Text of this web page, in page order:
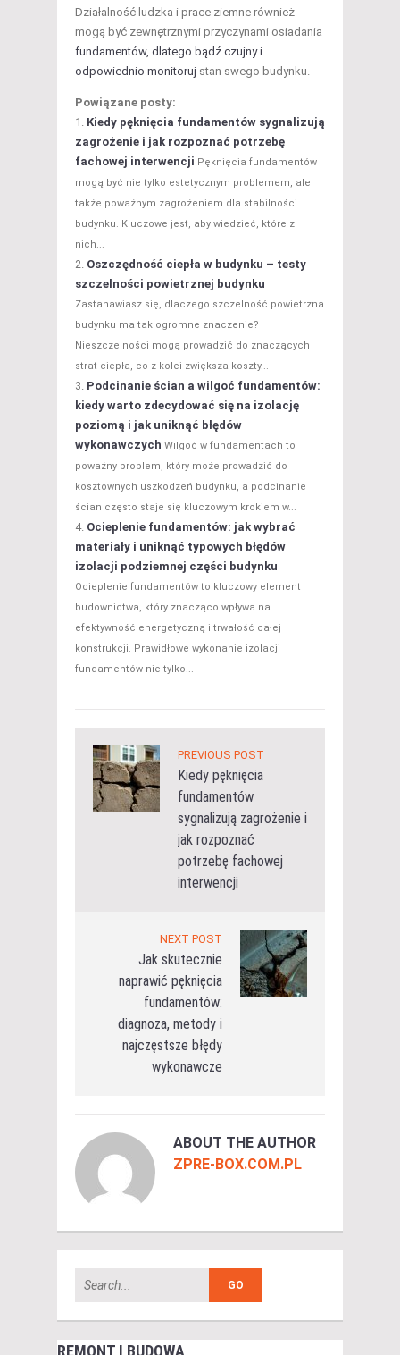
Działalność ludzka i prace ziemne również
mogą być zewnętrznymi przyczynami osiadania
fundamentów, dlatego bądź czujny i
odpowiednio monitoruj stan swego budynku.
Powiązane posty:
Kiedy pęknięcia fundamentów sygnalizują
zagrożenie i jak rozpoznać potrzebę
fachowej interwencji Pęknięcia fundamentów
mogą być nie tylko estetycznym problemem, ale
także poważnym zagrożeniem dla stabilności
budynku. Kluczowe jest, aby wiedzieć, które z
nich...
Oszczędność ciepła w budynku – testy
szczelności powietrznej budynku
Zastanawiasz się, dlaczego szczelność powietrzna
budynku ma tak ogromne znaczenie?
Nieszczelności mogą prowadzić do znaczących
strat ciepła, co z kolei zwiększa koszty...
Podcinanie ścian a wilgoć fundamentów:
kiedy warto zdecydować się na izolację
poziomą i jak uniknąć błędów
wykonawczych Wilgoć w fundamentach to
poważny problem, który może prowadzić do
kosztownych uszkodzeń budynku, a podcinanie
ścian często staje się kluczowym krokiem w...
Ocieplenie fundamentów: jak wybrać
materiały i uniknąć typowych błędów
izolacji podziemnej części budynku
Ocieplenie fundamentów to kluczowy element
budownictwa, który znacząco wpływa na
efektywność energetyczną i trwałość całej
konstrukcji. Prawidłowe wykonanie izolacji
fundamentów nie tylko...
PREVIOUS POST
Kiedy pęknięcia
fundamentów
sygnalizują zagrożenie i
jak rozpoznać
potrzebę fachowej
interwencji
NEXT POST
Jak skutecznie
naprawić pęknięcia
fundamentów:
diagnoza, metody i
najczęstsze błędy
wykonawcze
ABOUT THE AUTHOR
ZPRE-BOX.COM.PL
REMONT I BUDOWA